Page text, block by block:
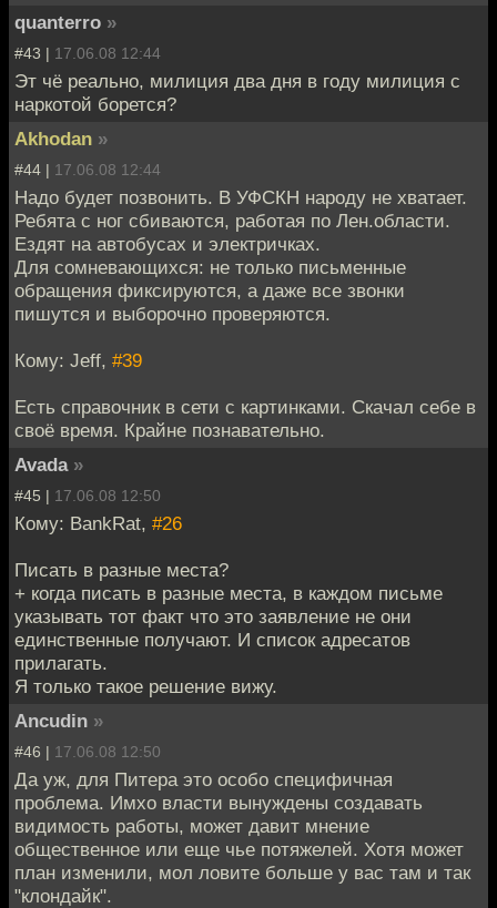
quanterro »
#43 | 17.06.08 12:44
Эт чё реально, милиция два дня в году милиция с
наркотой борется?
Akhodan »
#44 | 17.06.08 12:44
Надо будет позвонить. В УФСКН народу не хватает.
Ребята с ног сбиваются, работая по Лен.области.
Ездят на автобусах и электричках.
Для сомневающихся: не только письменные
обращения фиксируются, а даже все звонки
пишутся и выборочно проверяются.
Кому: Jeff, #39
Есть справочник в сети с картинками. Скачал себе в
своё время. Крайне познавательно.
Avada »
#45 | 17.06.08 12:50
Кому: BankRat, #26
Писать в разные места?
+ когда писать в разные места, в каждом письме
указывать тот факт что это заявление не они
единственные получают. И список адресатов
прилагать.
Я только такое решение вижу.
Ancudin »
#46 | 17.06.08 12:50
Да уж, для Питера это особо специфичная
проблема. Имхо власти вынуждены создавать
видимость работы, может давит мнение
общественное или еще чье потяжелей. Хотя может
план изменили, мол ловите больше у вас там и так
"клондайк".